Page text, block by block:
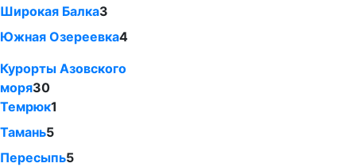
Широкая Балка3
Южная Озереевка4
Курорты Азовского
моря30
Темрюк1
Тамань5
Пересыпь5